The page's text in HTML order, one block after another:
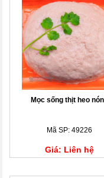
Mọc sống thịt heo
Mã SP: 49226
Giá: Liên hệ